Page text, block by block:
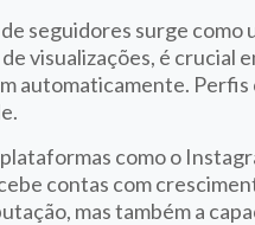
seguidores surge como
visualizações, é crucial
automaticamente.
como o
contas com
mas também a